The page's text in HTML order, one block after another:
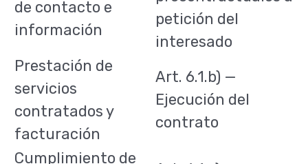
de contacto e
información
petición del
interesado
Prestación de
servicios
contratados y
facturación
Art. 6.1.b) —
Ejecución del
contrato
Cumplimiento de